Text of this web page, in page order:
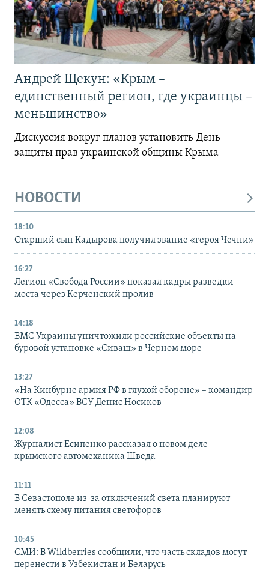
Андрей Щекун: «Крым –
единственный регион, где украинцы –
меньшинство»
Дискуссия вокруг планов установить День
защиты прав украинской общины Крыма
НОВОСТИ
18:10
Старший сын Кадырова получил звание «героя Чечни»
16:27
Легион «Свобода России» показал кадры разведки
моста через Керченский пролив
14:18
ВМС Украины уничтожили российские объекты на
буровой установке «Сиваш» в Черном море
13:27
«На Кинбурне армия РФ в глухой обороне» – командир
ОТК «Одесса» ВСУ Денис Носиков
12:08
Журналист Есипенко рассказал о новом деле
крымского автомеханика Шведа
11:11
В Севастополе из-за отключений света планируют
менять схему питания светофоров
10:45
СМИ: В Wildberries сообщили, что часть складов могут
перенести в Узбекистан и Беларусь